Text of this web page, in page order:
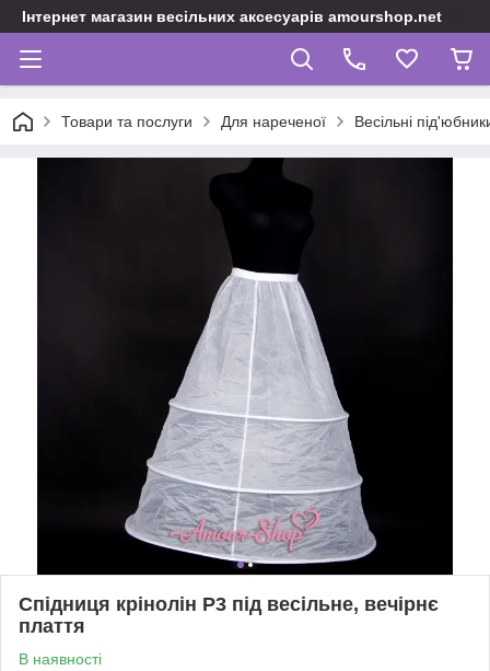
Інтернет магазин весільних аксесуарів amourshop.net
Товари та послуги Для нареченої Весільні
Спідниця крінолін Р3 під весільне, вечірнє
плаття
В наявності